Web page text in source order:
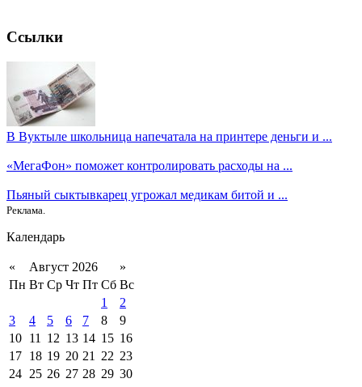
Ссылки
В Вуктыле школьница напечатала на принтере деньги и ...
«МегаФон» поможет контролировать расходы на ...
Пьяный сыктывкарец угрожал медикам битой и ...
Реклама.
Календарь
« Август 2026
»
Пн Вт Ср Чт Пт Сб Вс
1
2
3
4 5 6 7 8
9
10 11 12 13 14 15 16
17 18 19 20 21 22 23
24 25 26 27 28 29 30